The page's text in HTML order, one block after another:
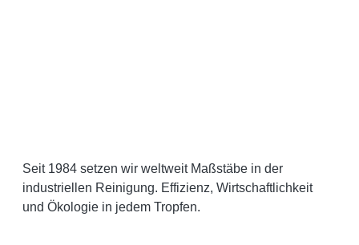
Seit 1984 setzen wir weltweit Maßstäbe in der
industriellen Reinigung. Effizienz, Wirtschaftlichkeit
und Ökologie in jedem Tropfen.